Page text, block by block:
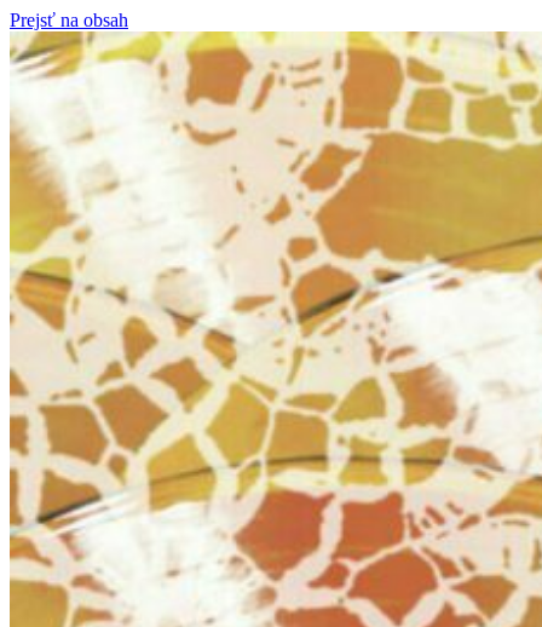
Prejsť na obsah